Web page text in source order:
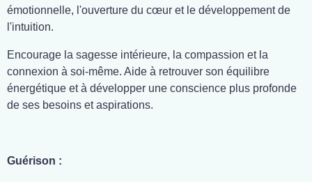
émotionnelle, l'ouverture du cœur et le développement de
l'intuition.
Encourage la sagesse intérieure, la compassion et la
connexion à soi-même. Aide à retrouver son équilibre
énergétique et à développer une conscience plus profonde
de ses besoins et aspirations.
Guérison :